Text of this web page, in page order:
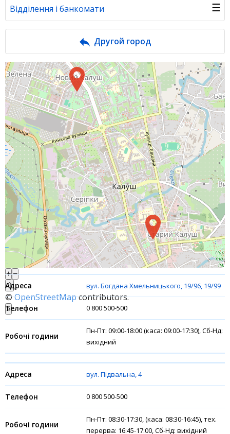
Відділення і банкомати
Відгуки
Депозити
Депозити юр. осіб
Кредити для бізнеса
Кредити
Інтернет-банкінг
Банки-партнери
Акції
Рахунки для бізнесу
Фінансові результати
☰
Другой город
+ −
⇧
©OpenStreetMapcontributors.
»
вул. Богдана Хмельницького, 19/96, 19/99
0 800 500-500
Пн-Пт: 09:00-18:00 (каса: 09:00-17:30), Сб-Нд:
вихідний
вул. Підвальна, 4
0 800 500-500
Пн-Пт: 08:30-17:30, (каса: 08:30-16:45), тех.
перерва: 16:45-17:00, Сб-Нд: вихiдний